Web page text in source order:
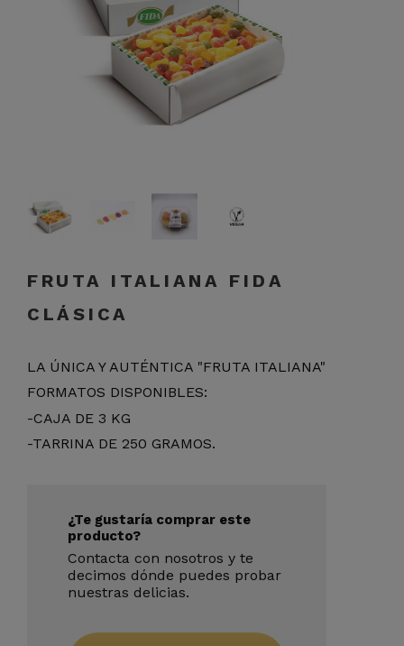
FRUTA ITALIANA FIDA
CLÁSICA
LA ÚNICA Y AUTÉNTICA "FRUTA ITALIANA"
FORMATOS DISPONIBLES:
-CAJA DE 3 KG
-TARRINA DE 250 GRAMOS.
¿Te gustaría comprar este
producto?
Contacta con nosotros y te
decimos dónde puedes probar
nuestras delicias.